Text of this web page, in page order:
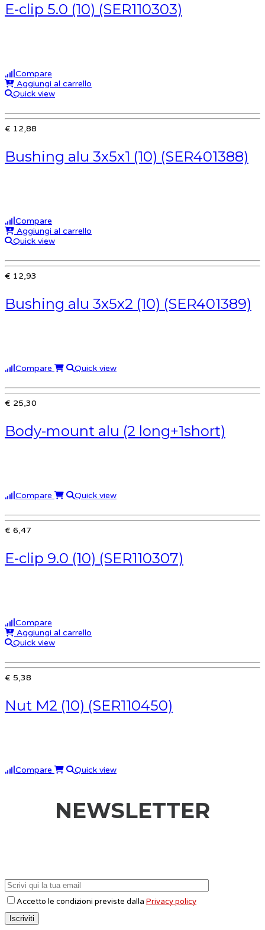
E-clip 5.0 (10) (SER110303)
Compare
Aggiungi al carrello
Quick view
€ 12,88
Bushing alu 3x5x1 (10) (SER401388)
Compare
Aggiungi al carrello
Quick view
€ 12,93
Bushing alu 3x5x2 (10) (SER401389)
Compare Quick view
€ 25,30
Body-mount alu (2 long+1short)
Compare Quick view
€ 6,47
E-clip 9.0 (10) (SER110307)
Compare
Aggiungi al carrello
Quick view
€ 5,38
Nut M2 (10) (SER110450)
Compare Quick view
NEWSLETTER
Accetto le condizioni previste dalla Privacy policy